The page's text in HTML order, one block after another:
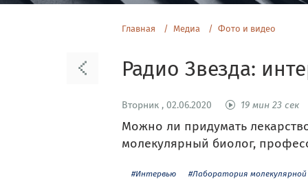
Главная Медиа Фото и видео
Радио Звезда:
Вторник , 02.06.2020 19 мин 23 сек
Можно ли придумать
молекулярный биолог,
#Интервью #Лаборатория